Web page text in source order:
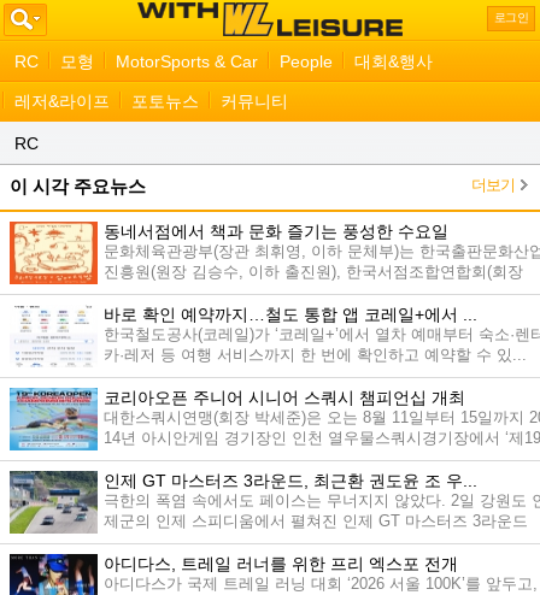
로그인
RC 모형 MotorSports & Car People 대회&행사
레저&라이프 포토뉴스 커뮤니티
RC
이 시각 주요뉴스 더보기
동네서점에서 책과 문화 즐기는 풍성한 수요일
문화체육관광부(장관 최휘영, 이하 문체부)는 한국출판문화산
진흥원(원장 김승수, 이하 출진원), 한국서점조합연합회(회장
오...
바로 확인 예약까지…철도 통합 앱 코레일+에서 ...
한국철도공사(코레일)가 ‘코레일+’에서 열차 예매부터 숙소·렌
카·레저 등 여행 서비스까지 한 번에 확인하고 예약할 수 있...
코리아오픈 주니어 시니어 스쿼시 챔피언십 개최
대한스쿼시연맹(회장 박세준)은 오는 8월 11일부터 15일까지
14년 아시안게임 경기장인 인천 열우물스쿼시경기장에서 ‘제19
회...
인제 GT 마스터즈 3라운드, 최근환 권도윤 조 우...
극한의 폭염 속에서도 페이스는 무너지지 않았다. 2일 강원도
제군의 인제 스피디움에서 펼쳐진 인제 GT 마스터즈 3라운드
최...
아디다스, 트레일 러너를 위한 프리 엑스포 전개
아디다스가 국제 트레일 러닝 대회 ‘2026 서울 100K’를 앞두고,